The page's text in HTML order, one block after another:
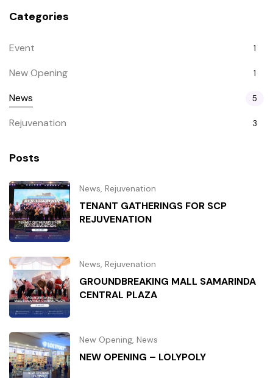
Categories
Event 1
New Opening 1
News 5
Rejuvenation 3
Posts
News, Rejuvenation
TENANT GATHERINGS FOR SCP
REJUVENATION
News, Rejuvenation
GROUNDBREAKING MALL SAMARINDA
CENTRAL PLAZA
New Opening, News
NEW OPENING – LOLYPOLY